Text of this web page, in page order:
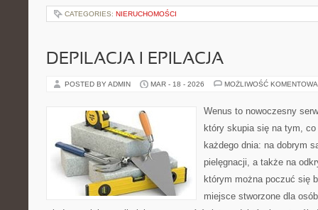
CATEGORIES: NIERUCHOMOŚCI
DEPILACJA I EPILACJA
POSTED BY ADMIN MAR - 18 - 2026 MOŻLIWOŚĆ
Wenus to nowoczesny
który skupia się na tym,
każdego dnia: na dobrym
pielęgnacji, a także na
którym można poczuć się
miejsce stworzone dla